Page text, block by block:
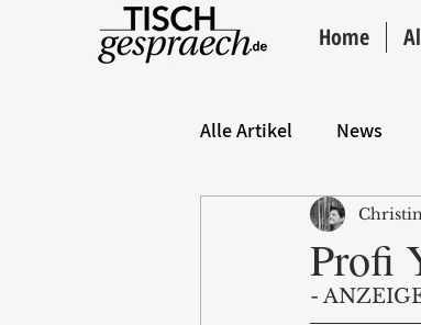
Home
Alle Artikel News
Hintergrund
Profi
-